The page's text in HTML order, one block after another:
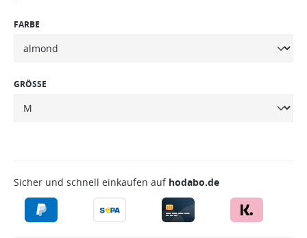
FARBE
GRÖSSE
Sicher und schnell einkaufen auf hodabo.de